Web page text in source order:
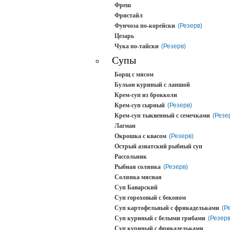
Фреш
Фристайл
Фунчоза по-корейски (Резерв)
Цезарь
Чука по-тайски (Резерв)
Супы
Борщ с мясом
Бульон куриный с лапшой
Крем-суп из брокколи
Крем-суп сырный (Резерв)
Крем-суп тыквенный с семечками
Лагман
Окрошка с квасом (Резерв)
Острый азиатский рыбный суп
Рассольник
Рыбная солянка (Резерв)
Солянка мясная
Суп Баварский
Суп гороховый с беконом
Суп картофельный с фрикадельками
Суп куриный с белыми грибами
Суп куриный с фрикадельками